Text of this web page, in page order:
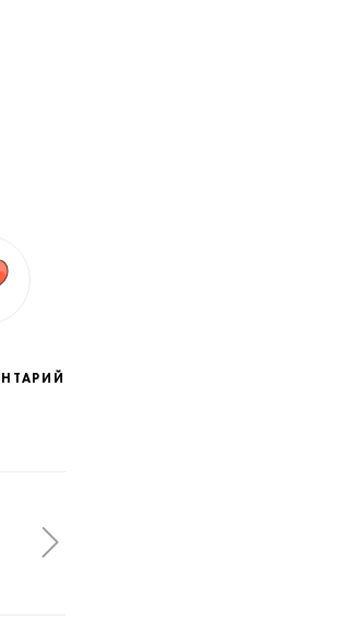
дрессировки собак